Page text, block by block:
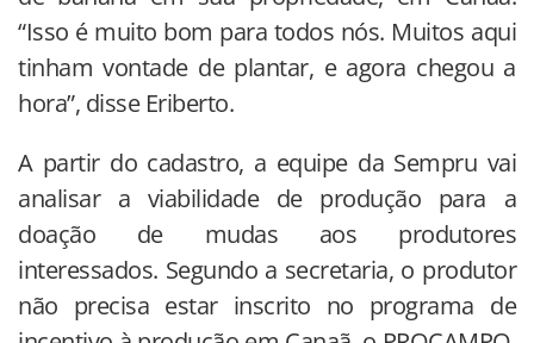
“Isso é muito bom para todos nós. Muitos aqui
tinham vontade de plantar, e agora chegou a
hora”, disse Eriberto.
A partir do cadastro, a equipe da Sempru vai
analisar a viabilidade de produção para a
doação de mudas aos produtores
interessados. Segundo a secretaria, o produtor
não precisa estar inscrito no programa de